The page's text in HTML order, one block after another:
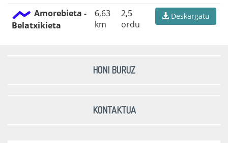
Amorebieta -
Belatxikieta
6,63
km
2,5
ordu
Deskargatu
HONI BURUZ
KONTAKTUA